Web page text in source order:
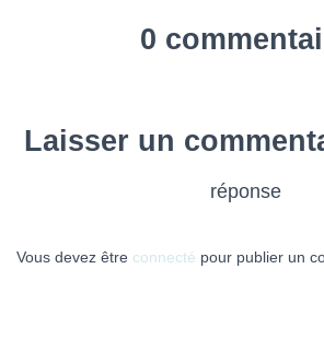
0
Laisser un
réponse
Vous devez être connecté pour publier un